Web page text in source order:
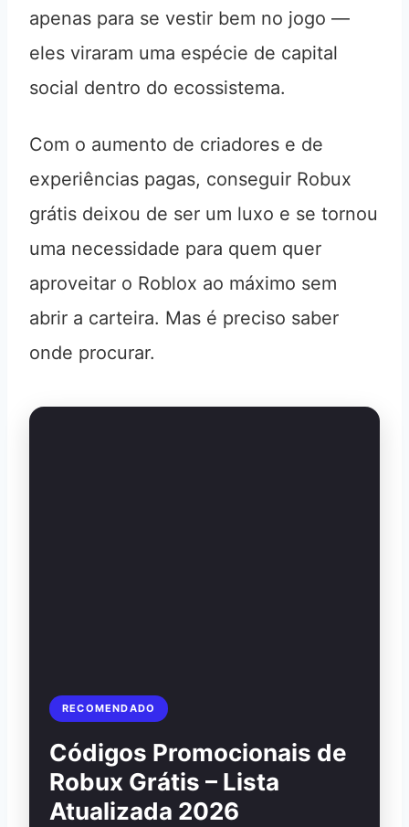
apenas para se vestir bem no jogo —
eles viraram uma espécie de capital
social dentro do ecossistema.
Com o aumento de criadores e de
experiências pagas, conseguir Robux
grátis deixou de ser um luxo e se tornou
uma necessidade para quem quer
aproveitar o Roblox ao máximo sem
abrir a carteira. Mas é preciso saber
onde procurar.
RECOMENDADO
Códigos Promocionais de
Robux Grátis – Lista
Atualizada 2026